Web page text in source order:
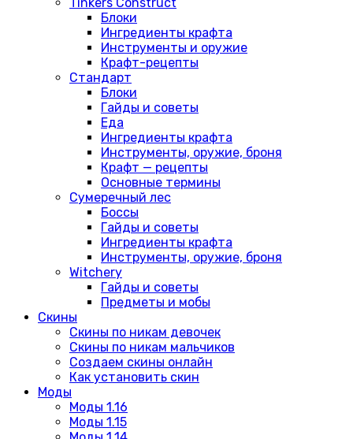
Блоки
Ингредиенты крафта
Инструменты и оружие
Крафт-рецепты
Стандарт
Блоки
Гайды и советы
Еда
Ингредиенты крафта
Инструменты, оружие, броня
Крафт — рецепты
Основные термины
Сумеречный лес
Боссы
Гайды и советы
Ингредиенты крафта
Инструменты, оружие, броня
Witchery
Гайды и советы
Предметы и мобы
Скины
Скины по никам девочек
Скины по никам мальчиков
Создаем скины онлайн
Как установить скин
Моды
Моды 1.16
Моды 1.15